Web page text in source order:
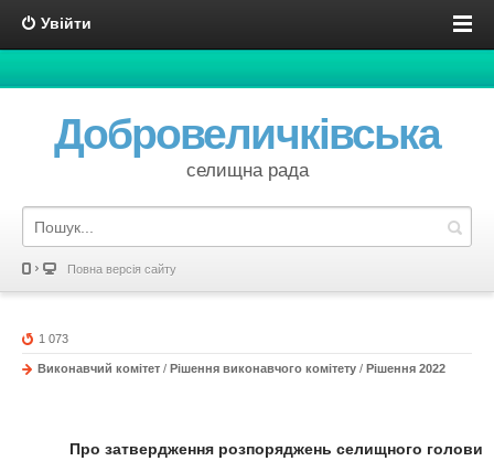
Увійти
Добровеличківська
селищна рада
Повна версія сайту
1 073
Виконавчий комітет / Рішення виконавчого комітету / Рішення 2022
Про затвердження розпоряджень селищного голови